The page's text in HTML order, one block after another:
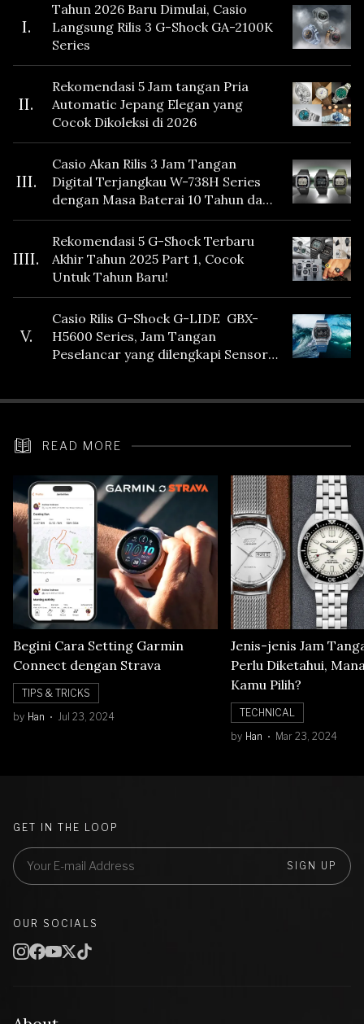
I.
Tahun 2026 Baru Dimulai, Casio
Langsung Rilis 3 G-Shock GA-2100K
Series
II.
Rekomendasi 5 Jam tangan Pria
Automatic Jepang Elegan yang
Cocok Dikoleksi di 2026
III.
Casio Akan Rilis 3 Jam Tangan
Digital Terjangkau W-738H Series
dengan Masa Baterai 10 Tahun dan
Fitur Vibration
IIII.
Rekomendasi 5 G-Shock Terbaru
Akhir Tahun 2025 Part 1, Cocok
Untuk Tahun Baru!
V.
Casio Rilis G-Shock G-LIDE GBX-
H5600 Series, Jam Tangan
Peselancar yang dilengkapi Sensor
READ MORE
Begini Cara Setting Garmin
Connect dengan Strava
TIPS & TRICKS
by Han Jul 23, 2024
Jenis-jenis Jam
Perlu Diketahui,
Kamu Pilih?
TECHNICAL
by Han Mar 23, 2024
GET IN THE LOOP
SIGN UP
OUR SOCIALS